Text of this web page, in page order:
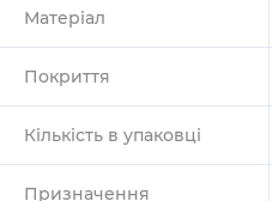
Матеріал
Покриття
Кількість в упаковці
Призначення